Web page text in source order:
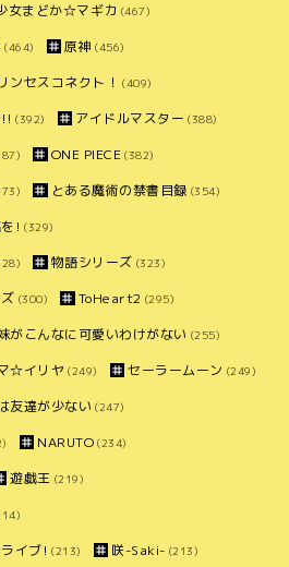
女まどか☆マギカ (467)
(464) 原神 (456)
ンセスコネクト！ (409)
(392) アイドルマスター (388)
ONE PIECE (382)
とある魔術の禁書目録 (354)
! (329)
物語シリーズ (323)
(300) ToHeart2 (295)
がこんなに可愛いわけがない (255)
☆イリヤ (249) セーラームーン (249)
友達が少ない (247)
NARUTO (234)
遊戯王 (219)
イブ! (213) 咲-Saki- (213)